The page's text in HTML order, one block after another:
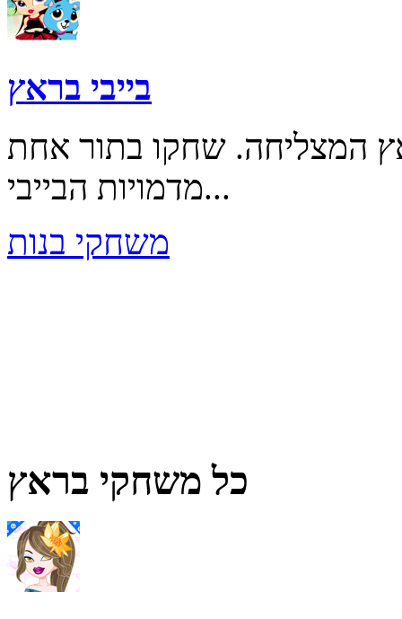
בייבי בראץ
המצליחה. שחקו בתור אחת
מדמויות הבייבי...
משחקי בנות
כל משחקי בראץ